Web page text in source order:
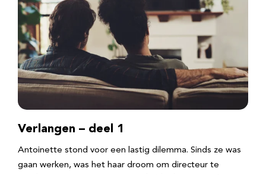
Verlangen – deel 1
Antoinette stond voor een lastig dilemma. Sinds ze was
gaan werken, was het haar droom om directeur te